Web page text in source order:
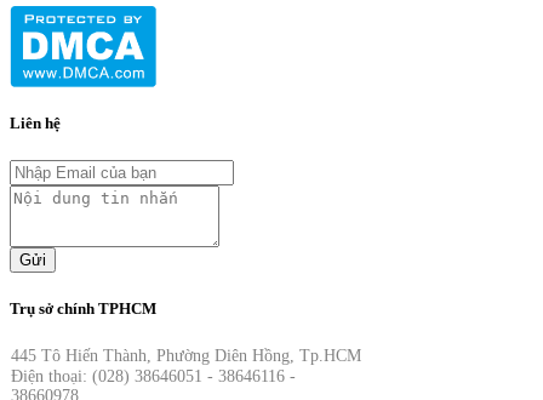
Liên hệ
Gửi
Trụ sở chính TPHCM
445 Tô Hiến Thành, Phường Diên Hồng, Tp.HCM
Điện thoại: (028) 38646051 - 38646116 -
38660978